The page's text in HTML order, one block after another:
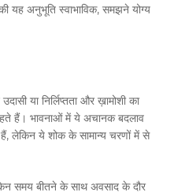
यह अनुभूति स्वाभाविक, समझने योग्य
या निर्लिप्तता और ख़ामोशी का
हैं। भावनाओं में ये अचानक बदलाव
हैं, लेकिन ये शोक के सामान्य चरणों में से
समय बीतने के साथ अवसाद के दौर